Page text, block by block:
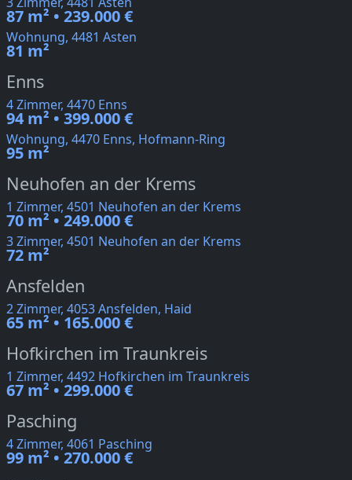
87 m² • 239.000 €
Wohnung, 4481 Asten
81 m²
Enns
4 Zimmer, 4470 Enns
94 m² • 399.000 €
Wohnung, 4470 Enns, Hofmann-Ring
95 m²
Neuhofen an der Krems
1 Zimmer, 4501 Neuhofen an der Krems
70 m² • 249.000 €
3 Zimmer, 4501 Neuhofen an der Krems
72 m²
Ansfelden
2 Zimmer, 4053 Ansfelden, Haid
65 m² • 165.000 €
Hofkirchen im Traunkreis
1 Zimmer, 4492 Hofkirchen im Traunkreis
67 m² • 299.000 €
Pasching
4 Zimmer, 4061 Pasching
99 m² • 270.000 €